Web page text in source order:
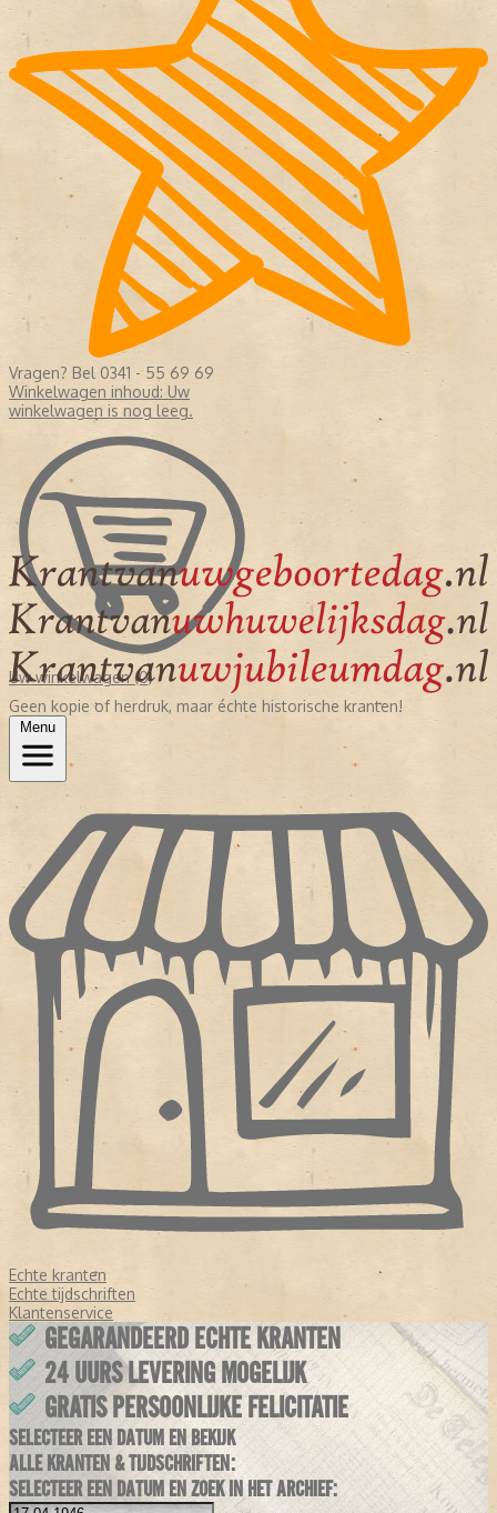
Vragen? Bel 0341 - 55 69 69
Winkelwagen inhoud: Uw
winkelwagen is nog leeg.
Uw winkelwagen (0)
Geen kopie of herdruk, maar échte historische kranten!
Menu
Echte kranten
Echte tijdschriften
Klantenservice
GEGARANDEERD ECHTE KRANTEN
24 UURS LEVERING MOGELIJK
GRATIS PERSOONLIJKE FELICITATIE
SELECTEER EEN DATUM EN BEKIJK
ALLE KRANTEN & TIJDSCHRIFTEN:
SELECTEER EEN DATUM EN ZOEK IN HET ARCHIEF: